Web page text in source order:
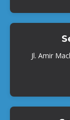
Jl. Amir